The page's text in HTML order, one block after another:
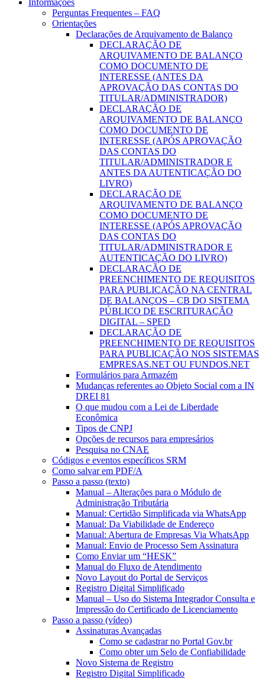
Informações
Perguntas Frequentes – FAQ
Orientações
Declarações de Arquivamento de Balanço
DECLARAÇÃO DE
ARQUIVAMENTO DE BALANÇO
COMO DOCUMENTO DE
INTERESSE (ANTES DA
APROVAÇÃO DAS CONTAS DO
TITULAR/ADMINISTRADOR)
DECLARAÇÃO DE
ARQUIVAMENTO DE BALANÇO
COMO DOCUMENTO DE
INTERESSE (APÓS APROVAÇÃO
DAS CONTAS DO
TITULAR/ADMINISTRADOR E
ANTES DA AUTENTICAÇÃO DO
LIVRO)
DECLARAÇÃO DE
ARQUIVAMENTO DE BALANÇO
COMO DOCUMENTO DE
INTERESSE (APÓS APROVAÇÃO
DAS CONTAS DO
TITULAR/ADMINISTRADOR E
AUTENTICAÇÃO DO LIVRO)
DECLARAÇÃO DE
PREENCHIMENTO DE REQUISITOS
PARA PUBLICAÇÃO NA CENTRAL
DE BALANÇOS – CB DO SISTEMA
PÚBLICO DE ESCRITURAÇÃO
DIGITAL – SPED
DECLARAÇÃO DE
PREENCHIMENTO DE REQUISITOS
PARA PUBLICAÇÃO NOS SISTEMAS
EMPRESAS.NET OU FUNDOS.NET
Formulários para Armazém
Mudanças referentes ao Objeto Social com a IN
DREI 81
O que mudou com a Lei de Liberdade
Econômica
Tipos de CNPJ
Opções de recursos para empresários
Pesquisa no CNAE
Códigos e eventos específicos SRM
Como salvar em PDF/A
Passo a passo (texto)
Manual – Alterações para o Módulo de
Administração Tributária
Manual: Certidão Simplificada via WhatsApp
Manual: Da Viabilidade de Endereço
Manual: Abertura de Empresas Via WhatsApp
Manual: Envio de Processo Sem Assinatura
Como Enviar um “HESK”
Manual do Fluxo de Atendimento
Novo Layout do Portal de Serviços
Registro Digital Simplificado
Manual – Uso do Sistema Integrador Consulta e
Impressão do Certificado de Licenciamento
Passo a passo (vídeo)
Assinaturas Avançadas
Como se cadastrar no Portal Gov.br
Como obter um Selo de Confiabilidade
Novo Sistema de Registro
Registro Digital Simplificado